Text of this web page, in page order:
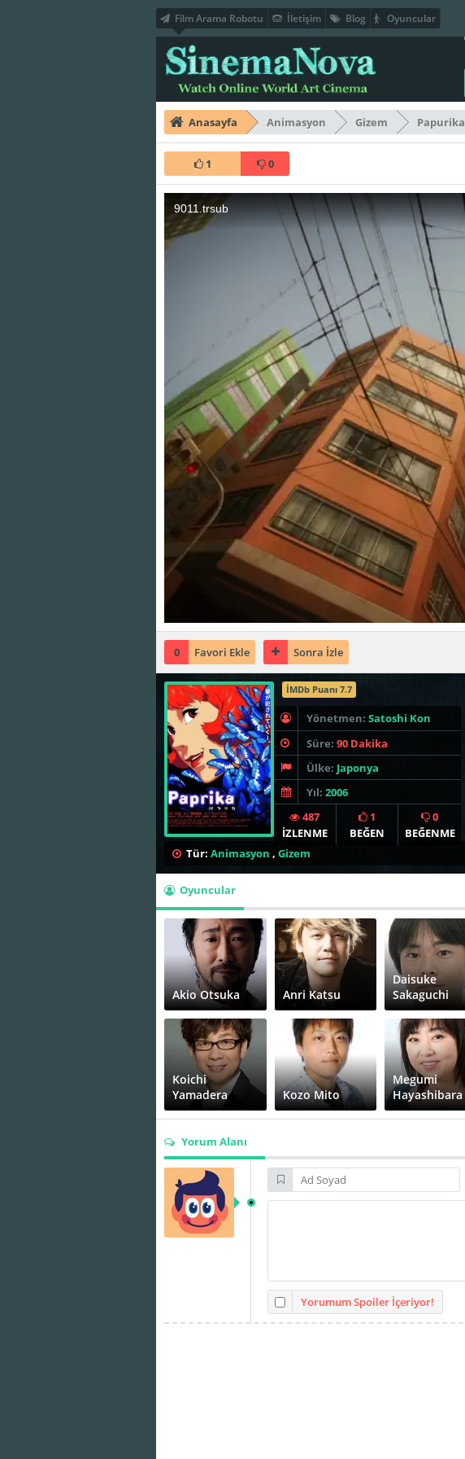
Film Arama Robotu İletişim Blog Oyuncular
Anasayfa Animasyon Gizem Papurika
1 0
0 Favori Ekle Sonra İzle
İMDb Puanı 7.7
Yönetmen: Satoshi Kon
Süre: 90 Dakika
Ülke: Japonya
Yıl: 2006
487
İZLENME
1
BEĞEN
0
BEĞENME
Tür: Animasyon , Gizem
Oyuncular
Akio Otsuka Anri Katsu
Daisuke
Sakaguchi
Koichi
Yamadera
Kozo Mito
Megumi
Hayashibara
Seiko Ueda
Shinichiro
Ohta
Fukumatsu
Yorum Alanı
Yorumum Spoiler İçeriyor!